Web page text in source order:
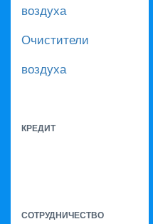
воздуха
Очистители
воздуха
КРЕДИТ
СОТРУДНИЧЕСТВО